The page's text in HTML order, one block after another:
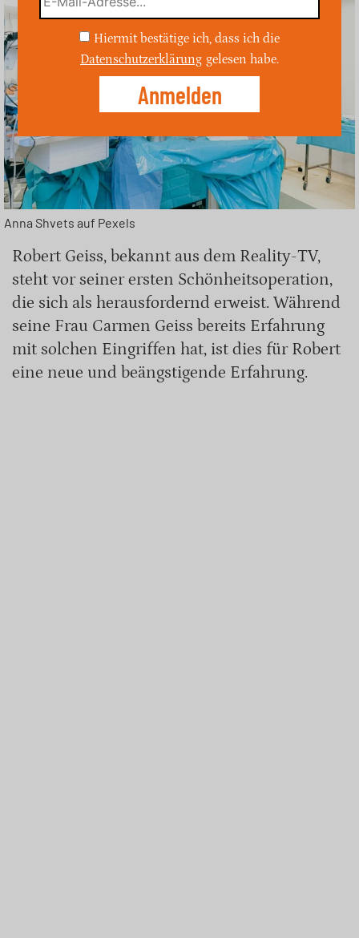
Anna Shvets auf Pexels
Robert Geiss, bekannt aus dem Reality-TV,
steht vor seiner ersten Schönheitsoperation,
die sich als herausfordernd erweist. Während
seine Frau Carmen Geiss bereits Erfahrung
mit solchen Eingriffen hat, ist dies für Robert
eine neue und beängstigende Erfahrung.
Hiermit bestätige ich, dass ich die
Datenschutzerklärung gelesen habe.